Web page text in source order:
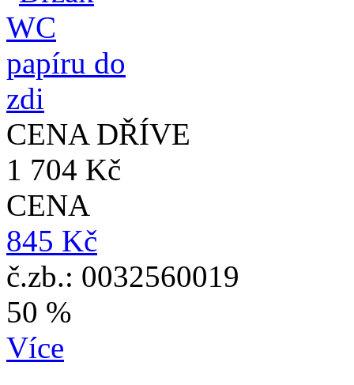
CENA DŘÍVE
1 704 Kč
CENA
845 Kč
č.zb.: 0032560019
50 %
Více